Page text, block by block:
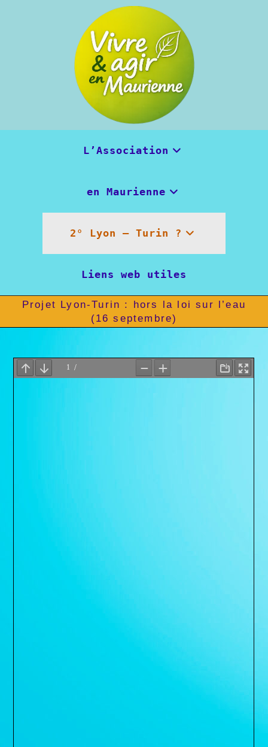
L’Association
en Maurienne
2° Lyon – Turin ?
Liens web utiles
Projet Lyon-Turin : hors la loi sur l’eau
(16 septembre)